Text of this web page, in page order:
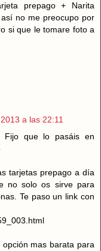
prepago + Narita
no me preocupo por
si que le tomare foto a
a las 22:11
Fijo que lo pasáis en
tarjetas prepago a día
no solo os sirve para
Te paso un link con
mas barata para